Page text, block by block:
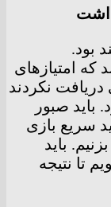
بود.
که امتیازهای
اخیر گلی دریافت نکردند
باید صبور
سریع بازی
باید
تا نتیجه